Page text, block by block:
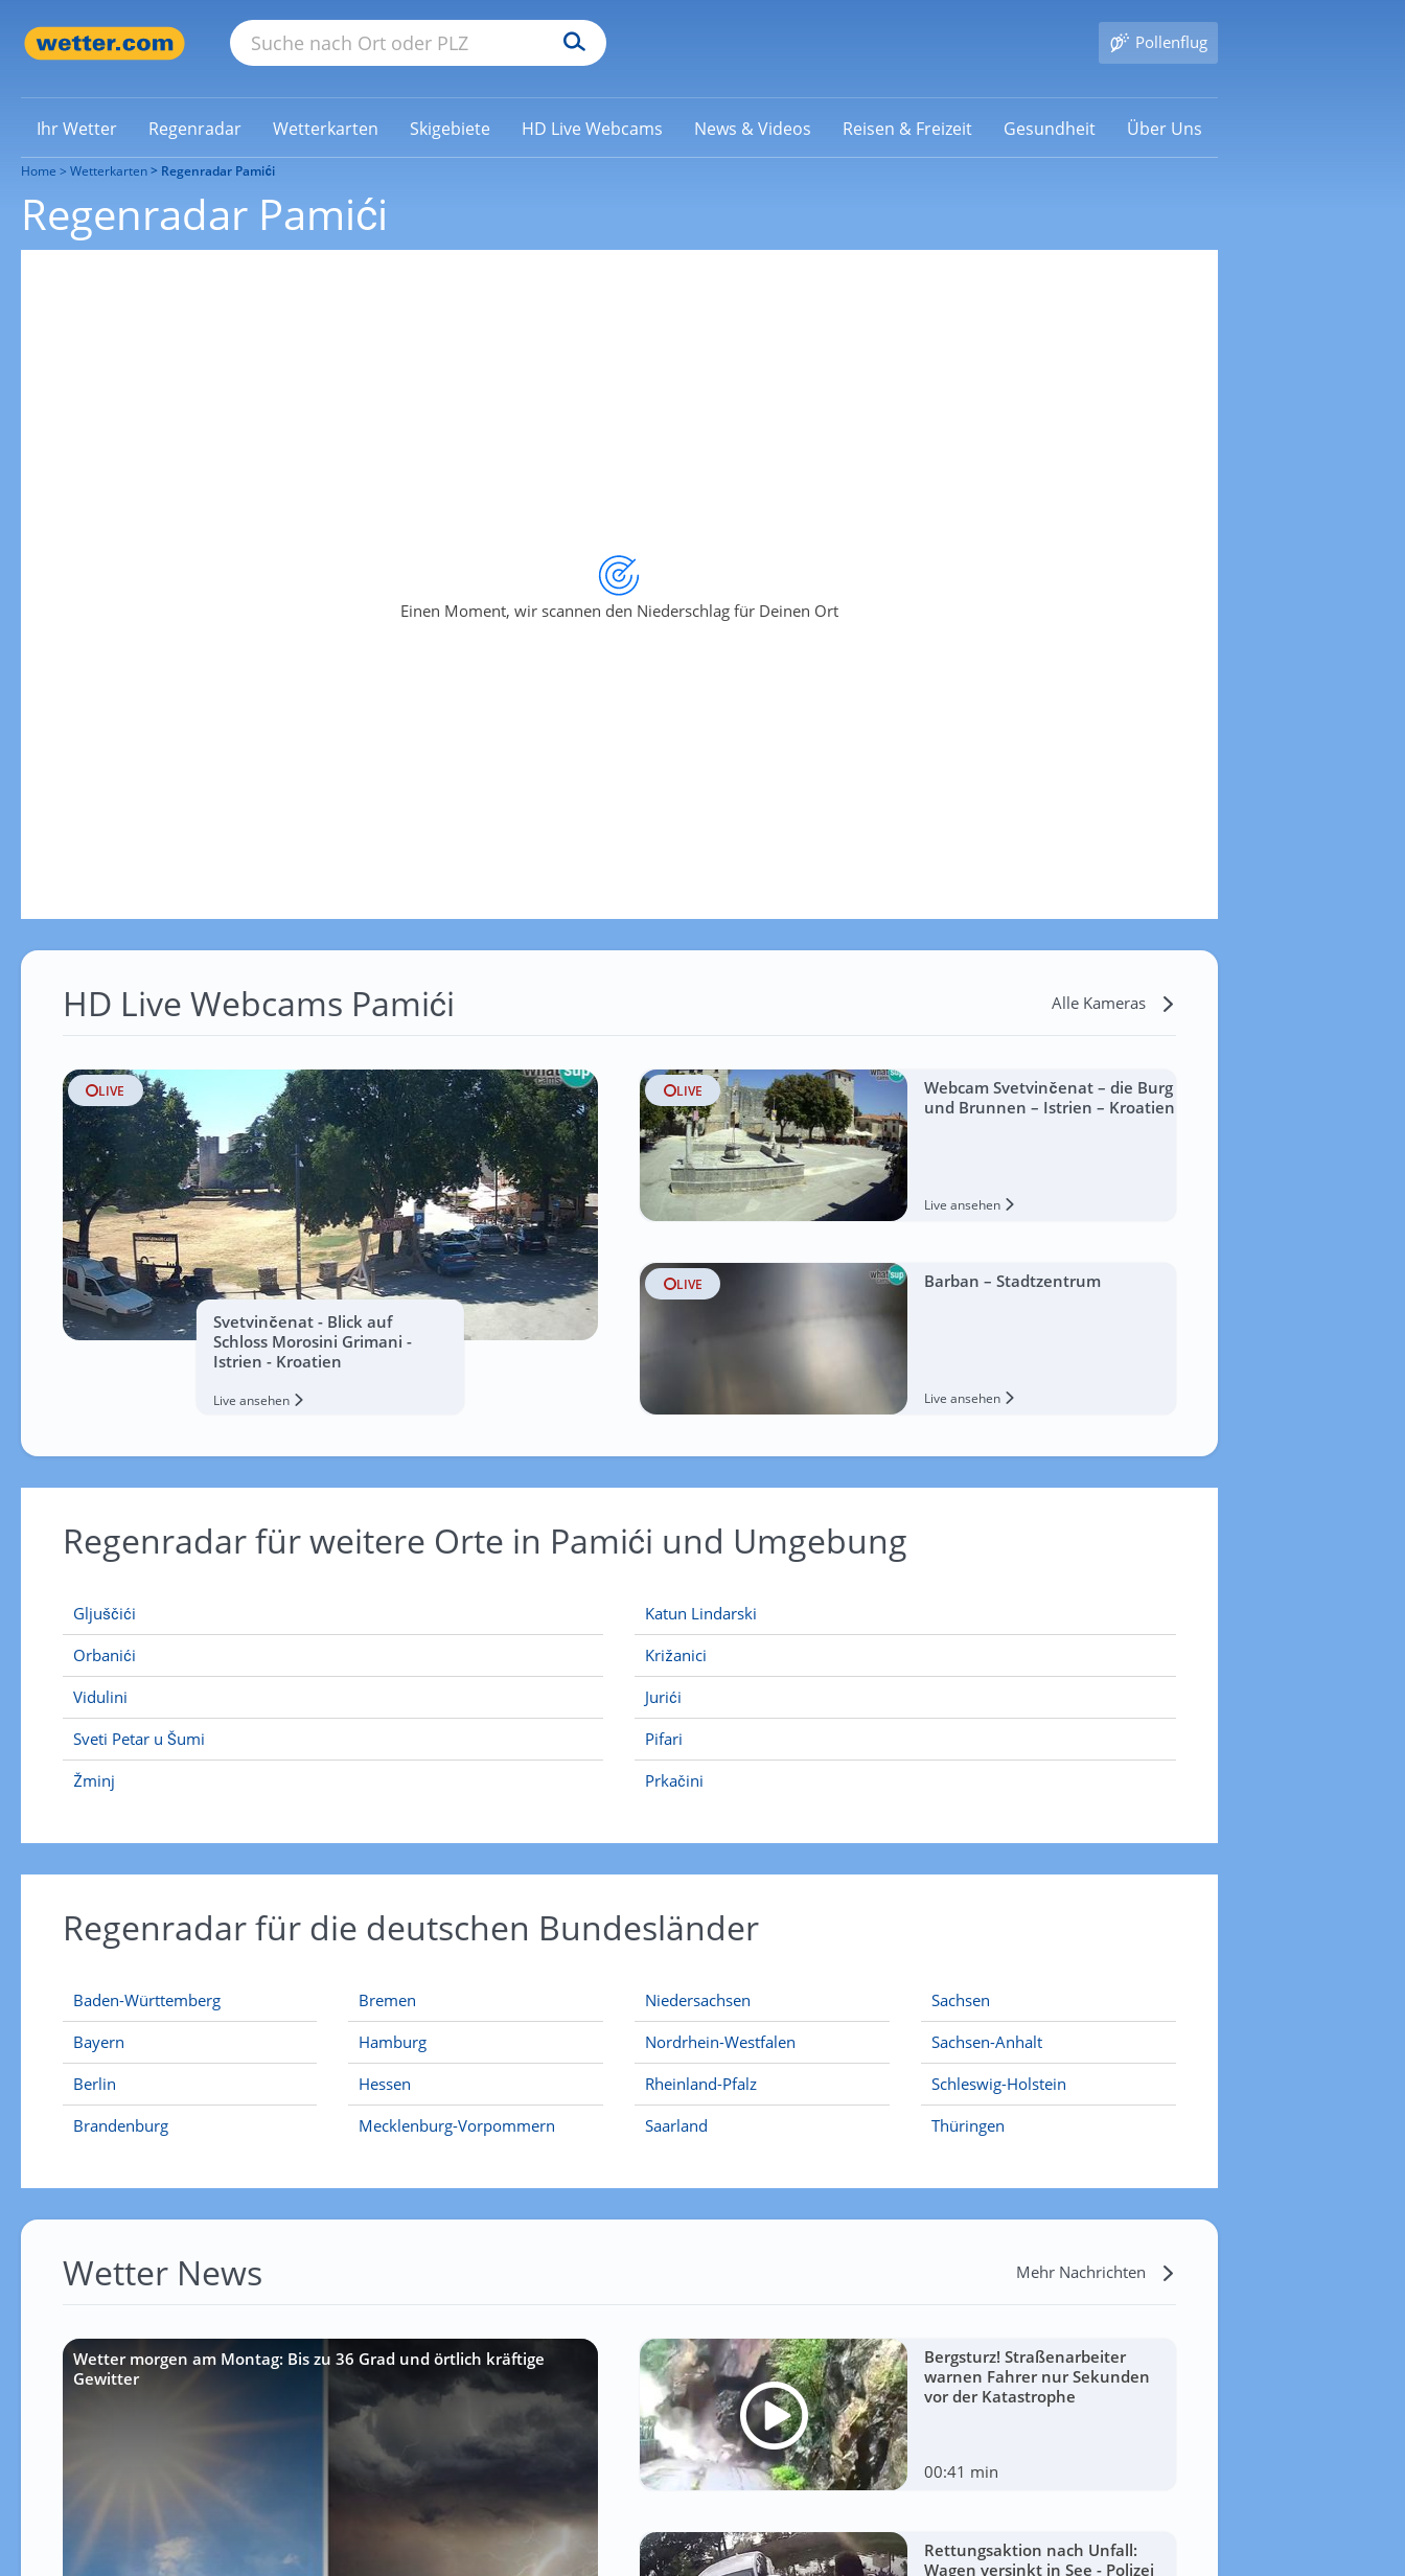
Pollenflug
Ihr Wetter Regenradar Wetterkarten Skigebiete HD Live Webcams News & Videos Reisen & Freizeit Gesundheit Über Uns
Home Wetterkarten Regenradar Pamići
Regenradar Pamići
Einen Moment, wir scannen den Niederschlag für Deinen Ort
HD Live Webcams Pamići Alle Kameras
LIVE
Svetvinčenat - Blick auf
Schloss Morosini Grimani -
Istrien - Kroatien
Live ansehen
LIVE
Webcam Svetvinčenat – die Burg
und Brunnen – Istrien – Kroatien
Live ansehen
LIVE Barban – Stadtzentrum
Live ansehen
Regenradar für weitere Orte in Pamići und Umgebung
Gljuščići
Orbanići
Vidulini
Sveti Petar u Šumi
Žminj
Katun Lindarski
Križanici
Jurići
Pifari
Prkačini
Regenradar für die deutschen Bundesländer
Baden-Württemberg
Bayern
Berlin
Brandenburg
Bremen
Hamburg
Hessen
Mecklenburg-Vorpommern
Niedersachsen
Nordrhein-Westfalen
Rheinland-Pfalz
Saarland
Sachsen
Sachsen-Anhalt
Schleswig-Holstein
Thüringen
Wetter News Mehr Nachrichten
Wetter morgen am Montag: Bis zu 36 Grad und örtlich kräftige
Gewitter
Bergsturz! Straßenarbeiter
warnen Fahrer nur Sekunden
vor der Katastrophe
00:41 min
Rettungsaktion nach Unfall:
Wagen versinkt in See - Polizei